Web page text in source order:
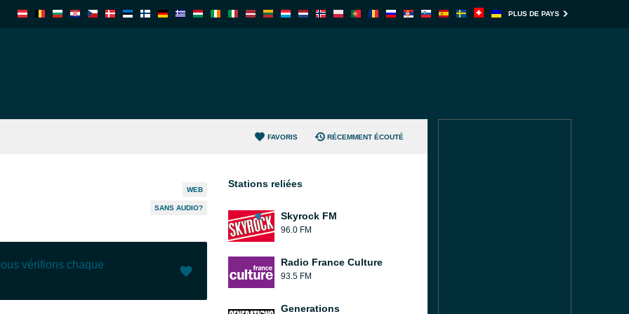
PLUS DE PAYS
FAVORIS RÉCEMMENT ÉCOUTÉ
WEB
SANS AUDIO?
vérifions chaque
Stations reliées
Skyrock FM
96.0 FM
Radio France Culture
93.5 FM
Generations